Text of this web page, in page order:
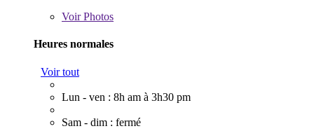
VoirPhotos
Heures normales
Voir tout
Lun - ven : 8h am à 3h30 pm
Sam - dim : fermé